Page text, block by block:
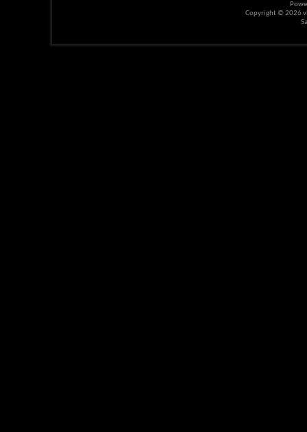
Copyright © 2026